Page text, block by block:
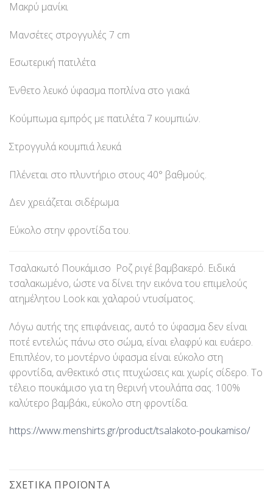
Μακρύ μανίκι
Μανσέτες στρογγυλές 7 cm
Εσωτερική πατιλέτα
Ένθετο λευκό ύφασμα ποπλίνα στο γιακά
Κούμπωμα εμπρός με πατιλέτα 7 κουμπιών.
Στρογγυλά κουμπιά λευκά
Πλένεται στο πλυντήριο στους 40° βαθμούς.
Δεν χρειάζεται σιδέρωμα
Εύκολο στην φροντίδα του.
Τσαλακωτό Πουκάμισο Ροζ ριγέ βαμβακερό. Ειδικά
τσαλακωμένο, ώστε να δίνει την εικόνα του επιμελούς
ατημέλητου Look και χαλαρού ντυσίματος.
Λόγω αυτής της επιφάνειας, αυτό το ύφασμα δεν είναι
ποτέ εντελώς πάνω στο σώμα, είναι ελαφρύ και ευάερο.
Επιπλέον, το μοντέρνο ύφασμα είναι εύκολο στη
φροντίδα, ανθεκτικό στις πτυχώσεις και χωρίς σίδερο. Το
τέλειο πουκάμισο για τη θερινή ντουλάπα σας. 100%
καλύτερο βαμβάκι, εύκολο στη φροντίδα.
https://www.menshirts.gr/product/tsalakoto-poukamiso/
ΣΧΕΤΙΚΆ ΠΡΟΪΌΝΤΑ